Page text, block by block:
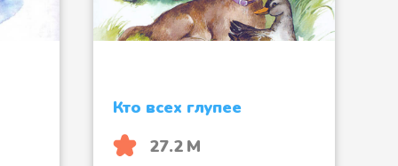
Кто всех глупее
27.2 М